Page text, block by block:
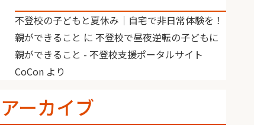
不登校の子どもと夏休み｜自宅で非日常体験を！
親ができること に 不登校で昼夜逆転の子どもに
親ができること - 不登校支援ポータルサイト
CoCon より
アーカイブ